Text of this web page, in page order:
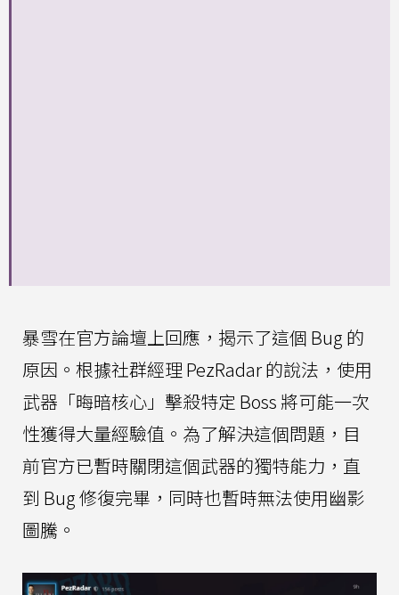
暴雪在官方論壇上回應，揭示了這個 Bug 的
原因。根據社群經理 PezRadar 的說法，使用
武器「晦暗核心」擊殺特定 Boss 將可能一次
性獲得大量經驗值。為了解決這個問題，目
前官方已暫時關閉這個武器的獨特能力，直
到 Bug 修復完畢，同時也暫時無法使用幽影
圖騰。